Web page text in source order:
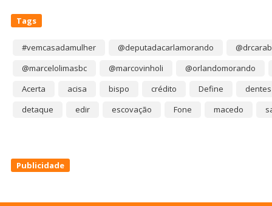
Tags
#vemcasadamulher @deputadacarlamorando
@marcelolimasbc
@marcovinholi
@orlandomorando
Acerta
acisa bispo crédito Define
dentes
detaque
edir escovação Fone macedo
Publicidade